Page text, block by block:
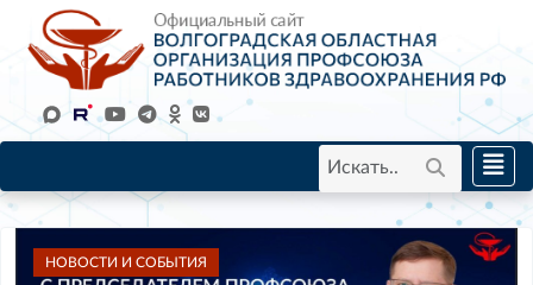
НОВОСТИ И СОБЫТИЯ